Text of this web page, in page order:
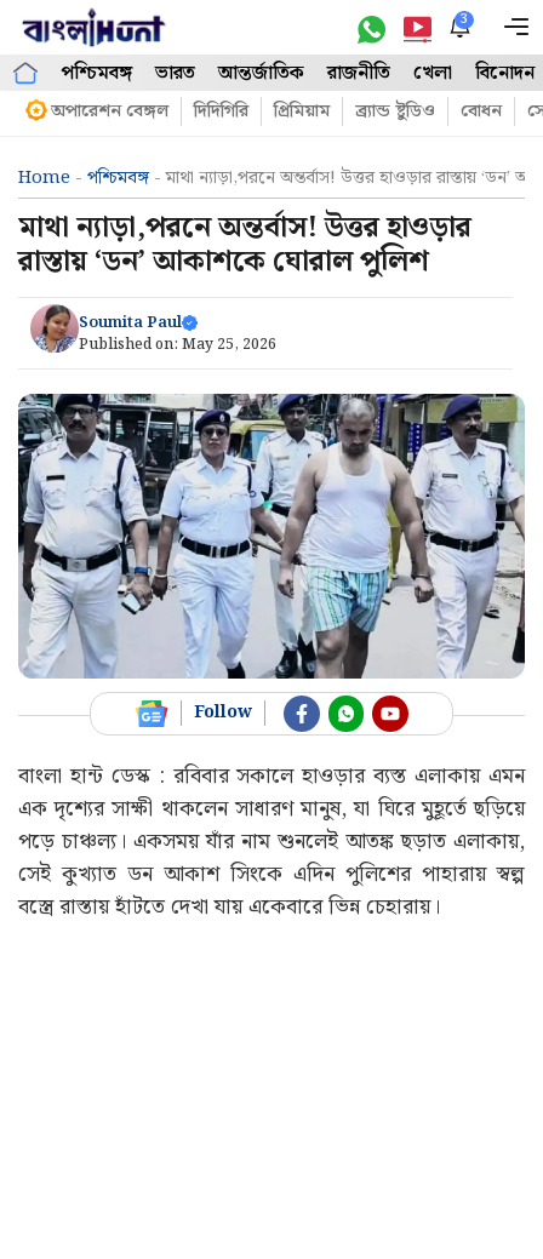
Skip
content
3
পশ্চিমবঙ্গ ভারত আন্তর্জাতিক রাজনীতি খেলা বিনোদন
অপারেশন বেঙ্গল দিদিগিরি প্রিমিয়াম ব্র্যান্ড ষ্টুডিও বোধন
Home - পশ্চিমবঙ্গ-মাথা ন্যাড়া,পরনে অন্তর্বাস! উত্তর হাওড়ার রাস্তায়
মাথা ন্যাড়া,পরনে অন্তর্বাস! উত্তর হাওড়ার
রাস্তায় ‘ডন’ আকাশকে ঘোরাল পুলিশ
Soumita Paul
Published on: May 25, 2026
Follow
বাংলা হান্ট ডেস্ক : রবিবার সকালে হাওড়ার ব্যস্ত এলাকায় এমন
এক দৃশ্যের সাক্ষী থাকলেন সাধারণ মানুষ, যা ঘিরে মুহূর্তে ছড়িয়ে
পড়ে চাঞ্চল্য। একসময় যাঁর নাম শুনলেই আতঙ্ক ছড়াত এলাকায়,
সেই কুখ্যাত ডন আকাশ সিংকে এদিন পুলিশের পাহারায় স্বল্প
বস্ত্রে রাস্তায় হাঁটতে দেখা যায় একেবারে ভিন্ন চেহারায়।